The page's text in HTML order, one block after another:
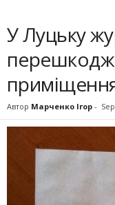
У Луцьку
Автор Марченко Ігор -